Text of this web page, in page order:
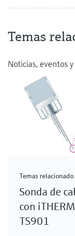
Temas
Noticias, eventos
Temas relacionado
Sonda de
con
TS901